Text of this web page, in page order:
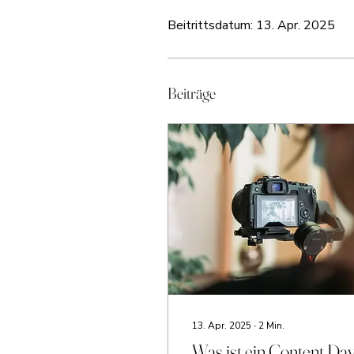
Beitrittsdatum: 13. Apr. 2025
Beiträge
13. Apr. 2025 ∙2 Min.